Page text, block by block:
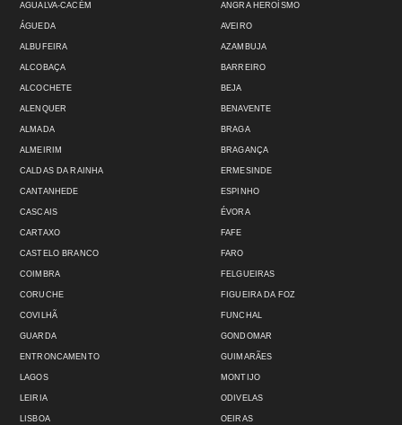
AGUALVA-CACÉM
ÁGUEDA
ALBUFEIRA
ALCOBAÇA
ALCOCHETE
ALENQUER
ALMADA
ALMEIRIM
ANGRA HEROÍSMO
AVEIRO
AZAMBUJA
BARREIRO
BEJA
BENAVENTE
BRAGA
BRAGANÇA
CALDAS DA RAINHA
CANTANHEDE
CASCAIS
CARTAXO
CASTELO BRANCO
COIMBRA
CORUCHE
COVILHÃ
GUARDA
ENTRONCAMENTO
ERMESINDE
ESPINHO
ÉVORA
FAFE
FARO
FELGUEIRAS
FIGUEIRA DA FOZ
FUNCHAL
GONDOMAR
GUIMARÃES
LAGOS
LEIRIA
LISBOA
MONTIJO
ODIVELAS
OEIRAS